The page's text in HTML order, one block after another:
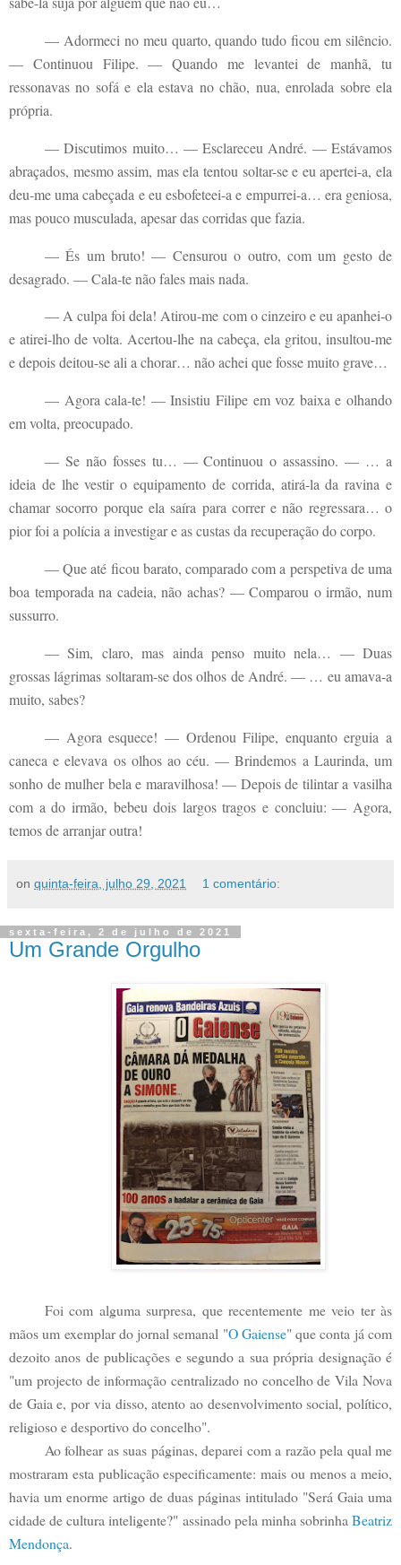
— Adormeci no meu quarto, quando tudo ficou em silêncio.
— Continuou Filipe. — Quando me levantei de manhã, tu
ressonavas no sofá e ela estava no chão, nua, enrolada sobre ela
própria.
— Discutimos muito… — Esclareceu André. — Estávamos
abraçados, mesmo assim, mas ela tentou soltar-se e eu apertei-a, ela
deu-me uma cabeçada e eu esbofeteei-a e empurrei-a… era geniosa,
mas pouco musculada, apesar das corridas que fazia.
— És um bruto! — Censurou o outro, com um gesto de
desagrado. — Cala-te não fales mais nada.
— A culpa foi dela! Atirou-me com o cinzeiro e eu apanhei-o
e atirei-lho de volta. Acertou-lhe na cabeça, ela gritou, insultou-me
e depois deitou-se ali a chorar… não achei que fosse muito grave…
— Agora cala-te! — Insistiu Filipe em voz baixa e olhando
em volta, preocupado.
— Se não fosses tu… — Continuou o assassino. — … a
ideia de lhe vestir o equipamento de corrida, atirá-la da ravina e
chamar socorro porque ela saíra para correr e não regressara… o
pior foi a polícia a investigar e as custas da recuperação do corpo.
— Que até ficou barato, comparado com a perspetiva de uma
boa temporada na cadeia, não achas? — Comparou o irmão, num
sussurro.
— Sim, claro, mas ainda penso muito nela… — Duas
grossas lágrimas soltaram-se dos olhos de André. — … eu amava-a
muito, sabes?
— Agora esquece! — Ordenou Filipe, enquanto erguia a
caneca e elevava os olhos ao céu. — Brindemos a Laurinda, um
sonho de mulher bela e maravilhosa! — Depois de tilintar a vasilha
com a do irmão, bebeu dois largos tragos e concluiu: — Agora,
temos de arranjar outra!
on quinta-feira, julho 29, 2021 1 comentário:
sexta-feira, 2 de julho de 2021
Um Grande Orgulho
Foi com alguma surpresa, que recentemente me veio ter às
mãos um exemplar do jornal semanal "O Gaiense" que conta já com
dezoito anos de publicações e segundo a sua própria designação é
"um projecto de informação centralizado no concelho de Vila Nova
de Gaia e, por via disso, atento ao desenvolvimento social, político,
religioso e desportivo do concelho".
Ao folhear as suas páginas, deparei com a razão pela qual me
mostraram esta publicação especificamente: mais ou menos a meio,
havia um enorme artigo de duas páginas intitulado "Será Gaia uma
cidade de cultura inteligente?" assinado pela minha sobrinhaBeatriz
Mendonça.